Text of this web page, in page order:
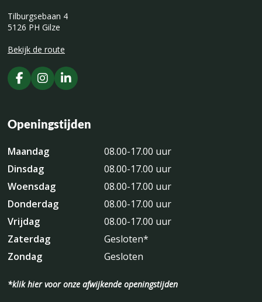
Tilburgsebaan 4
5126 PH Gilze
Bekijk de route
Openingstijden
Maandag
08.00-17.00 uur
Dinsdag
08.00-17.00 uur
Woensdag
08.00-17.00 uur
Donderdag
08.00-17.00 uur
Vrijdag
08.00-17.00 uur
Zaterdag
Gesloten*
Zondag
Gesloten
*klik hier voor onze afwijkende openingstijden